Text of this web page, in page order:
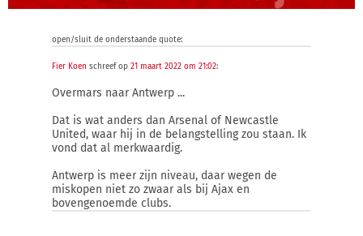
open/sluit de onderstaande quote:
Fier Koen schreef op 21 maart 2022 om 21:02:
Overmars naar Antwerp ...
Dat is wat anders dan Arsenal of Newcastle
United, waar hij in de belangstelling zou staan. Ik
vond dat al merkwaardig.
Antwerp is meer zijn niveau, daar wegen de
miskopen niet zo zwaar als bij Ajax en
bovengenoemde clubs.